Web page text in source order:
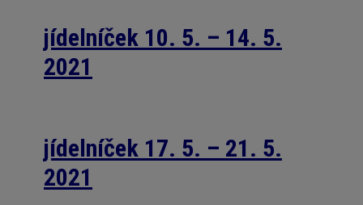
jídelníček 10. 5. – 14. 5.
2021
jídelníček 17. 5. – 21. 5.
2021